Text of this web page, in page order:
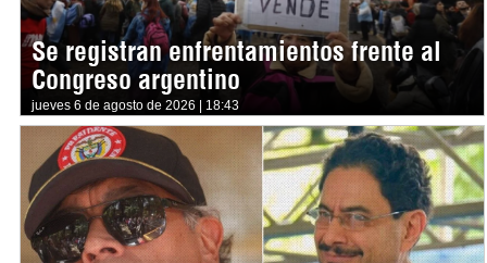
Se registran enfrentamientos frente al
Congreso argentino
jueves 6 de agosto de 2026 | 18:43